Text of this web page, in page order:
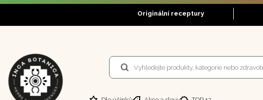
Originální receptury